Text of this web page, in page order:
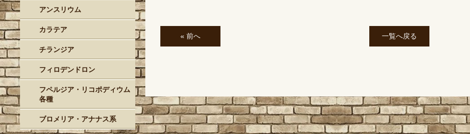
« 前へ 一覧へ戻る
アンスリウム
カラテア
チランジア
フィロデンドロン
フペルジア・リコポディウム
各種
ブロメリア・アナナス系